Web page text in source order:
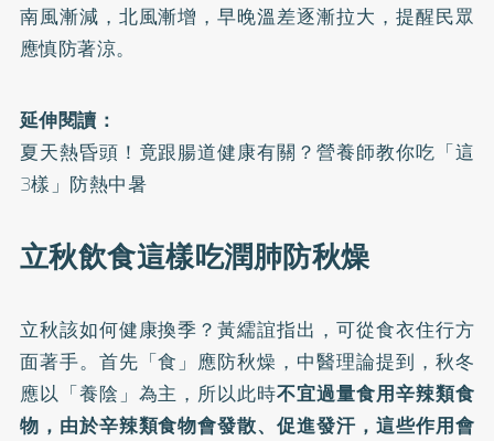
南風漸減，北風漸增，早晚溫差逐漸拉大，提醒民眾
應慎防著涼。
延伸閱讀：
夏天熱昏頭！竟跟腸道健康有關？營養師教你吃「這
3樣」防熱中暑
立秋飲食這樣吃潤肺防秋燥
立秋該如何健康換季？黃繻誼指出，可從食衣住行方
面著手。首先「食」應防秋燥，中醫理論提到，秋冬
應以「養陰」為主，所以此時不宜過量食用辛辣類食
物，由於辛辣類食物會發散、促進發汗，這些作用會